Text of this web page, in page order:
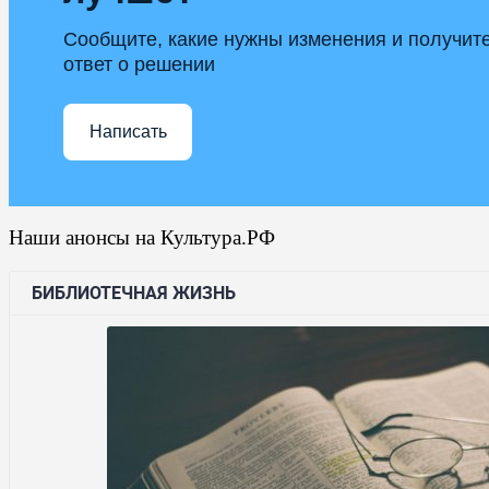
Сообщите, какие нужны изменения и
ответ о решении
Написать
Наши анонсы на Культура.РФ